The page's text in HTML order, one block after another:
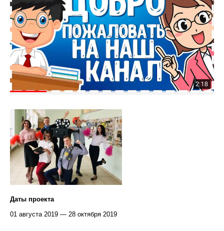
Даты проекта
01 августа 2019 — 28 октября 2019